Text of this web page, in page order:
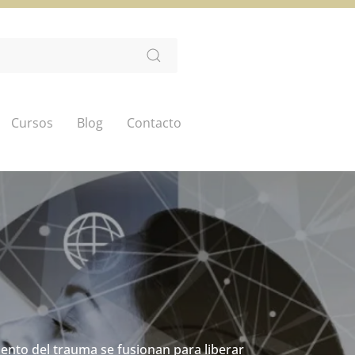
Cursos Blog Contacto
del trauma se fusionan para liberar
educación
resiliencia y recuperación de